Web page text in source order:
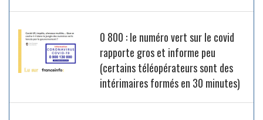
0 800 : le numéro vert sur le covid
rapporte gros et informe peu
(certains téléopérateurs sont des
intérimaires formés en 30 minutes)